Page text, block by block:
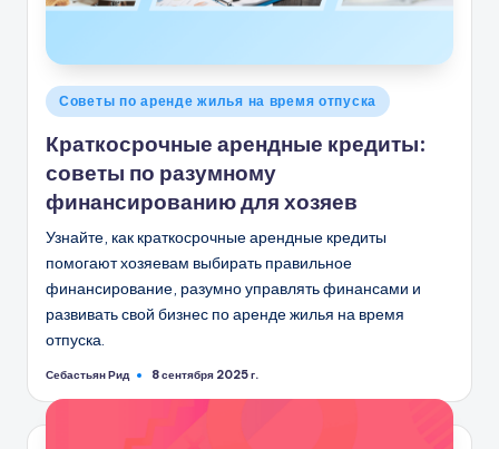
Опубликовано
Советы по аренде жилья на время отпуска
Краткосрочные арендные кредиты:
советы по разумному
финансированию для хозяев
Узнайте, как краткосрочные арендные кредиты
помогают хозяевам выбирать правильное
финансирование, разумно управлять финансами и
развивать свой бизнес по аренде жилья на время
отпуска.
Запись
Себастьян Рид 8 сентября 2025 г.